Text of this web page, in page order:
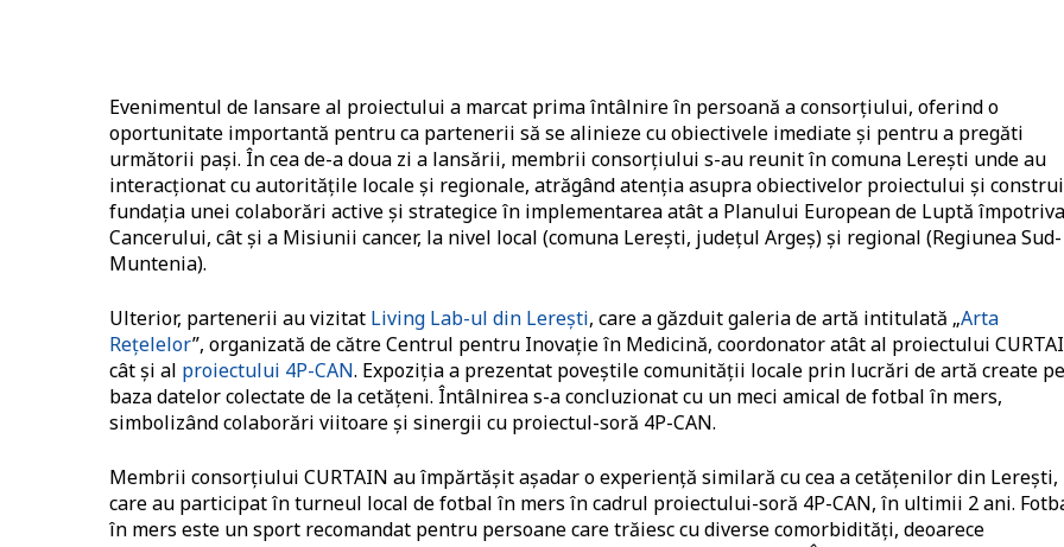
Evenimentul de lansare al proiectului a marcat prima întâlnire în persoană a consorțiului, oferind o
oportunitate importantă pentru ca partenerii să se alinieze cu obiectivele imediate și pentru a pregăti
următorii pași. În cea de-a doua zi a lansării, membrii consorțiului s-au reunit în comuna Lerești unde au
interacționat cu autoritățile locale și regionale, atrăgând atenția asupra obiectivelor proiectului și
fundația unei colaborări active și strategice în implementarea atât a Planului European de Luptă împotriva
Cancerului, cât și a Misiunii cancer, la nivel local (comuna Lerești, județul Argeș) și regional (Regiunea Sud-
Muntenia).
Ulterior, partenerii au vizitat Living Lab-ul din Lerești, care a găzduit galeria de artă intitulată „Arta
Rețelelor”, organizată de către Centrul pentru Inovație în Medicină, coordonator atât al proiectului
cât și al proiectului 4P-CAN. Expoziția a prezentat poveștile comunității locale prin lucrări de artă create pe
baza datelor colectate de la cetățeni. Întâlnirea s-a concluzionat cu un meci amical de fotbal în mers,
simbolizând colaborări viitoare și sinergii cu proiectul-soră 4P-CAN.
Membrii consorțiului CURTAIN au împărtășit așadar o experiență similară cu cea a cetățenilor din Lerești,
care au participat în turneul local de fotbal în mers în cadrul proiectului-soră 4P-CAN, în ultimii 2 ani.
în mers este un sport recomandat pentru persoane care trăiesc cu diverse comorbidități, deoarece